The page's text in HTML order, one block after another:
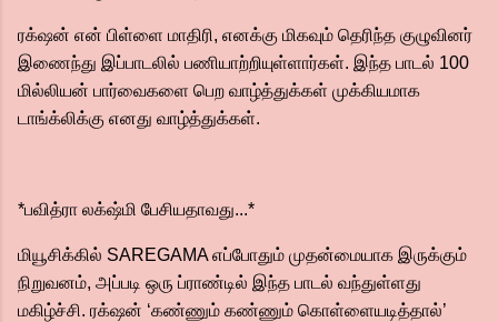
ரக்‌ஷன் என் பிள்ளை மாதிரி, எனக்கு மிகவும் தெரிந்த குழுவினர்
இணைந்து இப்பாடலில் பணியாற்றியுள்ளார்கள். இந்த பாடல் 100
மில்லியன் பார்வைகளை பெற வாழ்த்துக்கள் முக்கியமாக
டாங்க்லிக்கு எனது வாழ்த்துக்கள்.
*பவித்ரா லக்‌ஷ்மி பேசியதாவது...*
மியூசிக்கில் SAREGAMA எப்போதும் முதன்மையாக இருக்கும்
நிறுவனம், அப்படி ஒரு ப்ராண்டில் இந்த பாடல் வந்துள்ளது
மகிழ்ச்சி. ரக்‌ஷன் ‘கண்ணும் கண்ணும் கொள்ளையடித்தால்’